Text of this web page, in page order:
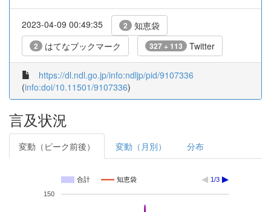
2023-04-09 00:49:35 2 知恵袋
2 はてなブックマーク 327 + 113 Twitter
https://dl.ndl.go.jp/info:ndljp/pid/9107336
(info:doi/10.11501/9107336)
言及状況
変動（ピーク前後） 変動（月別） 分布
合計 知恵袋 1/3
150